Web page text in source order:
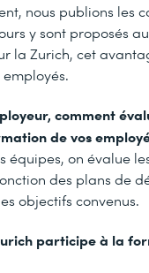
nous publions les
y sont proposés
la Zurich, cet
comment
de vos
équipes, on évalue
des plans de
objectifs convenus.
participe à la